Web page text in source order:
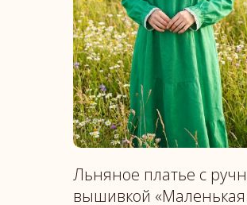
Льняное платье с
вышивкой «Маленькая